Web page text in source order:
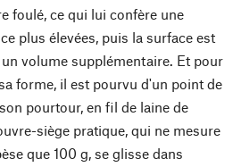
foulé, ce qui lui confère une
plus élevées, puis la surface est
volume supplémentaire. Et pour
forme, il est pourvu d'un point de
pourtour, en fil de laine de
siège pratique, qui ne mesure
que 100 g, se glisse dans